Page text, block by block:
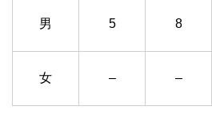
男 5 8
女 – –